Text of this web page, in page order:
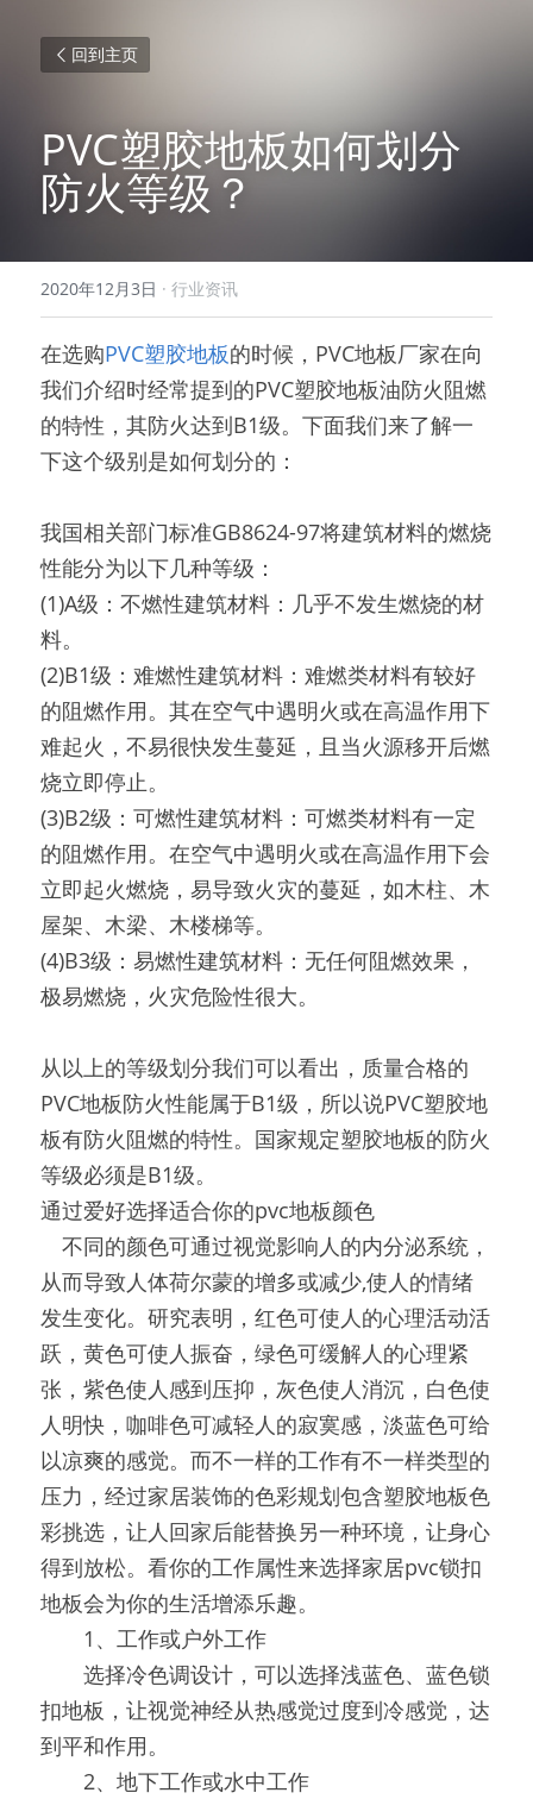
回到主页
PVC塑胶地板如何划分
防火等级？
2020年12月3日 · 行业资讯
在选购PVC塑胶地板的时候，PVC地板厂家在向
我们介绍时经常提到的PVC塑胶地板油防火阻燃
的特性，其防火达到B1级。下面我们来了解一
下这个级别是如何划分的：
我国相关部门标准GB8624-97将建筑材料的燃烧
性能分为以下几种等级：
(1)A级：不燃性建筑材料：几乎不发生燃烧的材
料。
(2)B1级：难燃性建筑材料：难燃类材料有较好
的阻燃作用。其在空气中遇明火或在高温作用下
难起火，不易很快发生蔓延，且当火源移开后燃
烧立即停止。
(3)B2级：可燃性建筑材料：可燃类材料有一定
的阻燃作用。在空气中遇明火或在高温作用下会
立即起火燃烧，易导致火灾的蔓延，如木柱、木
屋架、木梁、木楼梯等。
(4)B3级：易燃性建筑材料：无任何阻燃效果，
极易燃烧，火灾危险性很大。
从以上的等级划分我们可以看出，质量合格的
PVC地板防火性能属于B1级，所以说PVC塑胶地
板有防火阻燃的特性。国家规定塑胶地板的防火
等级必须是B1级。
通过爱好选择适合你的pvc地板颜色
不同的颜色可通过视觉影响人的内分泌系统，
从而导致人体荷尔蒙的增多或减少,使人的情绪
发生变化。研究表明，红色可使人的心理活动活
跃，黄色可使人振奋，绿色可缓解人的心理紧
张，紫色使人感到压抑，灰色使人消沉，白色使
人明快，咖啡色可减轻人的寂寞感，淡蓝色可给
以凉爽的感觉。而不一样的工作有不一样类型的
压力，经过家居装饰的色彩规划包含塑胶地板色
彩挑选，让人回家后能替换另一种环境，让身心
得到放松。看你的工作属性来选择家居pvc锁扣
地板会为你的生活增添乐趣。
1、工作或户外工作
选择冷色调设计，可以选择浅蓝色、蓝色锁
扣地板，让视觉神经从热感觉过度到冷感觉，达
到平和作用。
2、地下工作或水中工作